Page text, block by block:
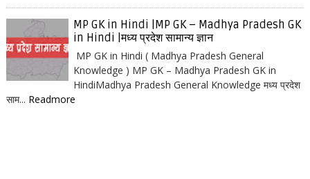
MP GK in Hindi |MP GK – Madhya Pradesh GK
in Hindi |मध्य प्रदेश सामान्य ज्ञान
MP GK in Hindi ( Madhya Pradesh General
Knowledge ) MP GK – Madhya Pradesh GK in
HindiMadhya Pradesh General Knowledge मध्य प्रदेश
साम... Readmore